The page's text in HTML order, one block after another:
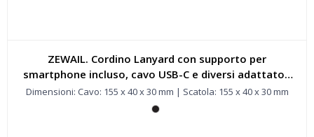
ZEWAIL. Cordino Lanyard con supporto per
smartphone incluso, cavo USB-C e diversi adattatori
in ABS riciclato e TPE riciclato - 97194
Dimensioni: Cavo: 155 x 40 x 30 mm | Scatola: 155 x 40 x 30 mm